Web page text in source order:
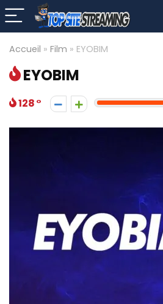
Accueil » Film » EYOBIM
EYOBIM
128